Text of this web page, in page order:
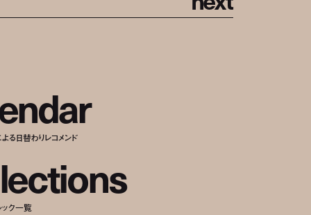
ndar
る日替わりレコメンド
ections
ック一覧